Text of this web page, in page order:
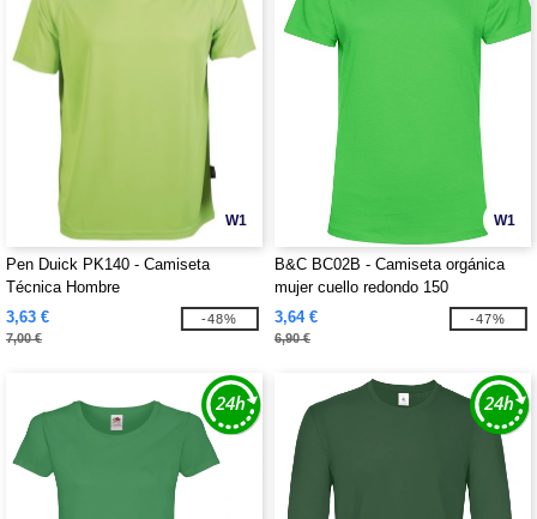
W1
Pen Duick PK140 - Camiseta
Técnica Hombre
3,63 €
7,00 €
-48%
W1
B&C BC02B - Camiseta orgánica
mujer cuello redondo 150
3,64 €
6,90 €
-47%